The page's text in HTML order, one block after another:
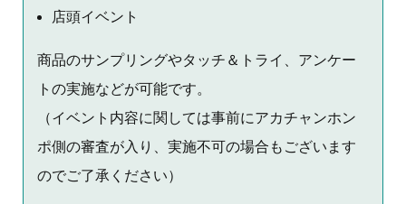
店頭イベント
商品のサンプリングやタッチ＆トライ、アンケー
トの実施などが可能です。
（イベント内容に関しては事前にアカチャンホン
ポ側の審査が入り、実施不可の場合もございます
のでご了承ください）